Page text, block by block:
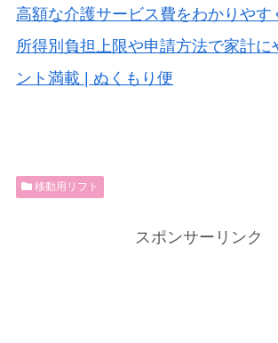
高額な介護サービス費をわかりやす
所得別負担上限や申請方法で家計に
ント満載 | ぬくもり便
移動用リフト
スポンサーリンク